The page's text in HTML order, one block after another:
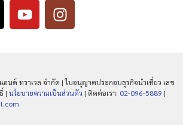
นด์ ทราเวล จำกัด | ใบอนุญาตประกอบธุรกิจนำเที่ยว เลข
| นโยบายความเป็นส่วนตัว | ติดต่อเรา: 02-096-5889 |